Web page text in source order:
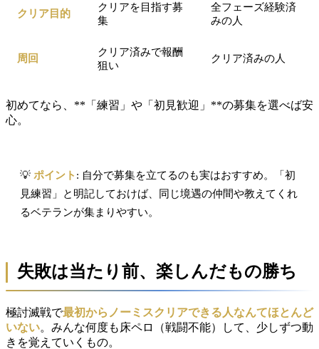
クリア目的
クリアを目指す募
集
全フェーズ経験済
みの人
周回
クリア済みで報酬
狙い
クリア済みの人
初めてなら、**「練習」や「初見歓迎」**の募集を選べば安
心。
💡 ポイント : 自分で募集を立てるのも実はおすすめ。「初
見練習」と明記しておけば、同じ境遇の仲間や教えてくれ
るベテランが集まりやすい。
失敗は当たり前、楽しんだもの勝ち
極討滅戦で最初からノーミスクリアできる人なんてほとんど
いない。みんな何度も床ペロ（戦闘不能）して、少しずつ動
きを覚えていくもの。